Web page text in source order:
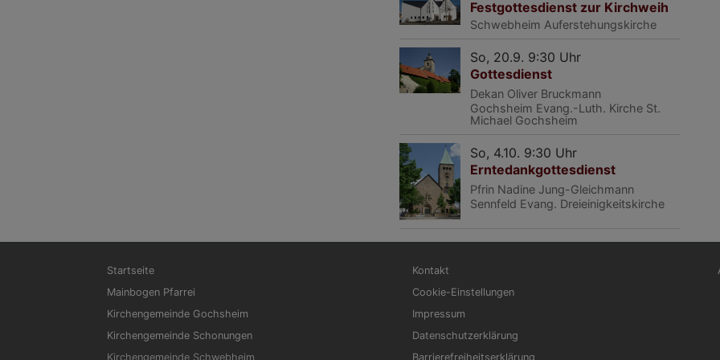
Festgottesdienst zur Kirchweih
Schwebheim Auferstehungskirche
So, 20.9. 9:30 Uhr
Gottesdienst
Dekan Oliver Bruckmann
Gochsheim Evang.-Luth. Kirche St.
Michael Gochsheim
So, 4.10. 9:30 Uhr
Erntedankgottesdienst
Pfrin Nadine Jung-Gleichmann
Sennfeld Evang. Dreieinigkeitskirche
Hauptnavigation
Startseite
Mainbogen Pfarrei
Kirchengemeinde Gochsheim
Kirchengemeinde Schonungen
Kirchengemeinde Schwebheim
Fußbereichsmenü
Kontakt
Cookie-Einstellungen
Impressum
Datenschutzerklärung
Barrierefreiheitserklärung